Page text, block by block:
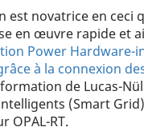
est novatrice en ceci
en œuvre rapide et
Power Hardware-
à la connexion
de Lucas-
(Smart
OPAL-RT.